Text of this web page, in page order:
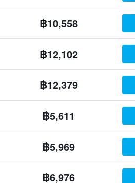
฿10,558
฿12,102
฿12,379
฿5,611
฿5,969
฿6,976